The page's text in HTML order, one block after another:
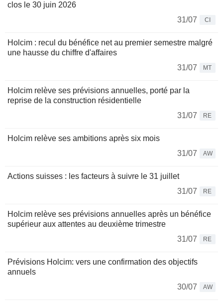
clos le 30 juin 2026
31/07
CI
Holcim : recul du bénéfice net au premier semestre malgré
une hausse du chiffre d'affaires
31/07
MT
Holcim relève ses prévisions annuelles, porté par la
reprise de la construction résidentielle
31/07
RE
Holcim relève ses ambitions après six mois
31/07
AW
Actions suisses : les facteurs à suivre le 31 juillet
31/07
RE
Holcim relève ses prévisions annuelles après un bénéfice
supérieur aux attentes au deuxième trimestre
31/07
RE
Prévisions Holcim: vers une confirmation des objectifs
annuels
30/07
AW